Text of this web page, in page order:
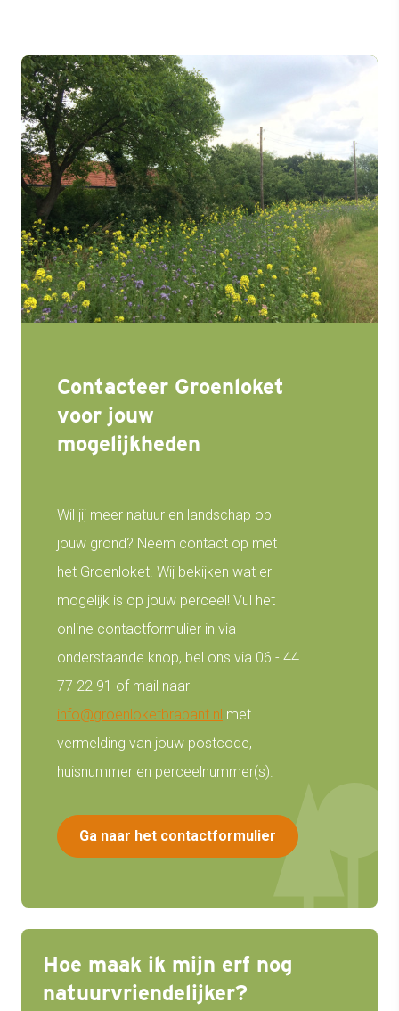
Contacteer Groenloket
voor jouw
mogelijkheden
Wil jij meer natuur en landschap op
jouw grond? Neem contact op met
het Groenloket. Wij bekijken wat er
mogelijk is op jouw perceel! Vul het
online contactformulier in via
onderstaande knop, bel ons via 06 - 44
77 22 91 of mail naar
info@groenloketbrabant.nl met
vermelding van jouw postcode,
huisnummer en perceelnummer(s).
Ga naar het contactformulier
Hoe maak ik mijn erf nog
natuurvriendelijker?